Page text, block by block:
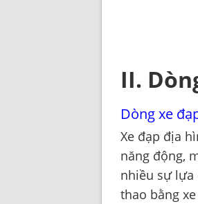
II.
Dòng xe
Xe đạp địa
năng động,
nhiều sự lựa
thao bằng